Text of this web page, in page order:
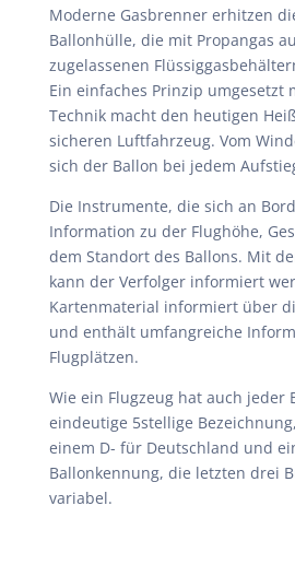
Moderne Gasbrenner erhitzen
Ballonhülle, die mit Propangas
zugelassenen
Ein einfaches Prinzip umgesetzt
Technik macht den heutigen
sicheren Luftfahrzeug. Vom
sich der Ballon bei jedem
Die Instrumente, die sich an
Information zu der Flughöhe,
dem Standort des Ballons. Mit
kann der Verfolger informiert
Kartenmaterial informiert über
und enthält umfangreiche
Flugplätzen.
Wie ein Flugzeug hat auch jeder
eindeutige 5stellige
einem D- für Deutschland und
Ballonkennung, die letzten drei
variabel.